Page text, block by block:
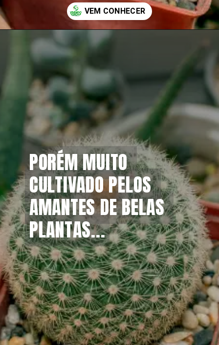
Opening
PORÉM MUITO
CULTIVADO PELOS
AMANTES DE BELAS
PLANTAS...
PORÉM MUITO
CULTIVADO PELOS
AMANTES DE BELAS
PLANTAS...